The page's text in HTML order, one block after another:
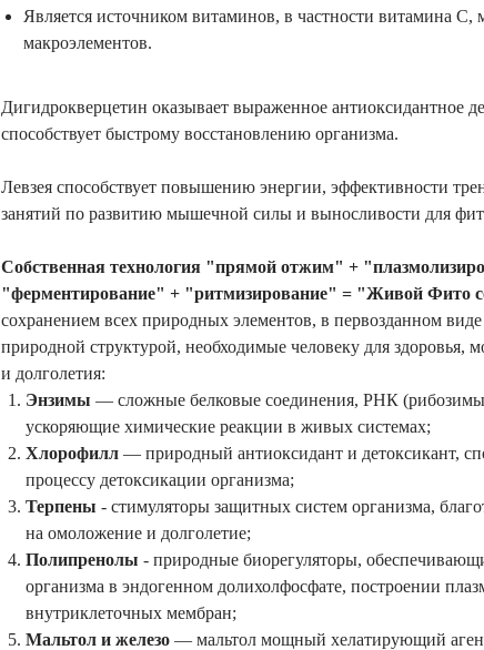
Является источником витаминов, в частности витамина С,
макроэлементов.
Дигидрокверцетин оказывает выраженное антиоксидантное
способствует быстрому восстановлению организма.
Левзея способствует повышению энергии, эффективности
занятий по развитию мышечной силы и выносливости для
Собственная технология "прямой отжим" +
"ферментирование" + "ритмизирование" = "Живой Фито
сохранением всех природных элементов, в первозданном
природной структурой, необходимые человеку для здоровья,
и долголетия:
Энзимы — сложные белковые соединения, РНК
ускоряющие химические реакции в живых системах;
Хлорофилл — природный антиоксидант и детоксикант,
процессу детоксикации организма;
Терпены - стимуляторы защитных систем организма,
на омоложение и долголетие;
Полипренолы - природные биорегуляторы,
организма в эндогенном долихолфосфате, построении
внутриклеточных мембран;
Мальтол и железо — мальтол мощный хелатирующий